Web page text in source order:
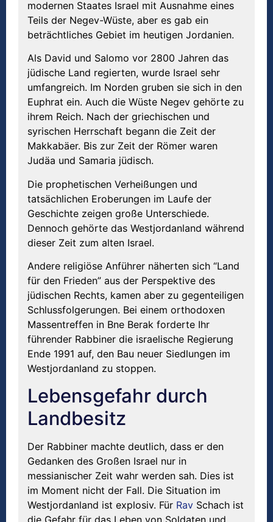
modernen Staates Israel mit Ausnahme eines
Teils der Negev-Wüste, aber es gab ein
beträchtliches Gebiet im heutigen Jordanien.
Als David und Salomo vor 2800 Jahren das
jüdische Land regierten, wurde Israel sehr
umfangreich. Im Norden gruben sie sich in den
Euphrat ein. Auch die Wüste Negev gehörte zu
ihrem Reich. Nach der griechischen und
syrischen Herrschaft begann die Zeit der
Makkabäer. Bis zur Zeit der Römer waren
Judäa und Samaria jüdisch.
Die prophetischen Verheißungen und
tatsächlichen Eroberungen im Laufe der
Geschichte zeigen große Unterschiede.
Dennoch gehörte das Westjordanland während
dieser Zeit zum alten Israel.
Andere religiöse Anführer näherten sich “Land
für den Frieden” aus der Perspektive des
jüdischen Rechts, kamen aber zu gegenteiligen
Schlussfolgerungen. Bei einem orthodoxen
Massentreffen in Bne Berak forderte Ihr
führender Rabbiner die israelische Regierung
Ende 1991 auf, den Bau neuer Siedlungen im
Westjordanland zu stoppen.
Lebensgefahr durch
Landbesitz
Der Rabbiner machte deutlich, dass er den
Gedanken des Großen Israel nur in
messianischer Zeit wahr werden sah. Dies ist
im Moment nicht der Fall. Die Situation im
Westjordanland ist explosiv. Für Rav Schach ist